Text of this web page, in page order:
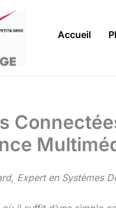
Accueil
Expert en Systèmes